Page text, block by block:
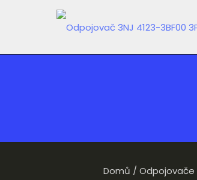
Domů / Odpojovače